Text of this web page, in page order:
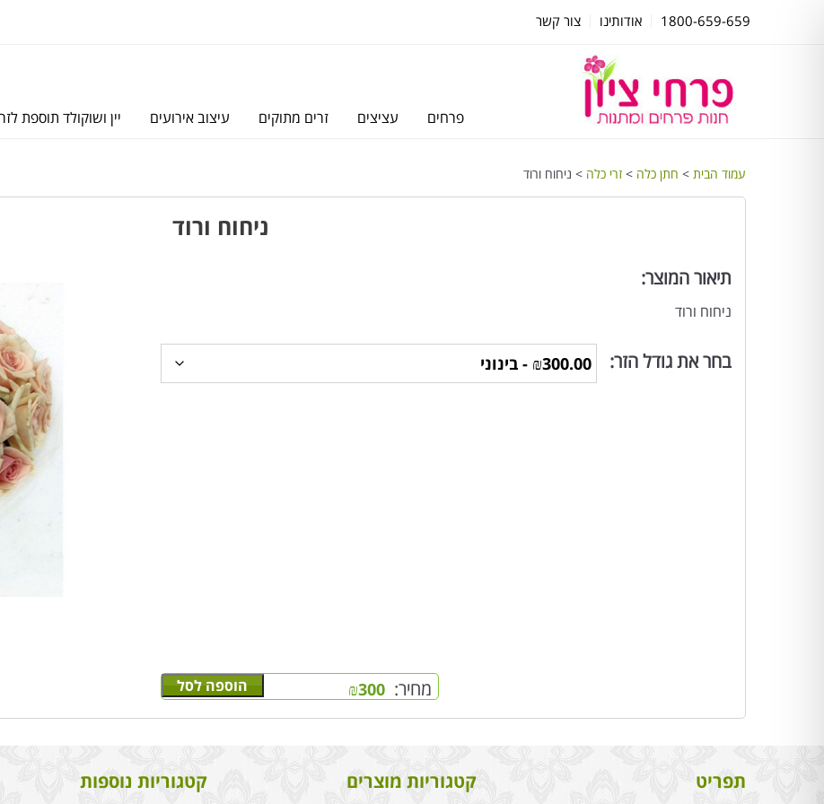
1800-659-659 אודותינו צור קשר
פרחים עציצים זרים מתוקים עיצוב אירועים יין ושוקולד תוספת
עמוד הבית > חתן כלה > זרי כלה > ניחוח ורוד
ניחוח ורוד
תיאור המוצר:
ניחוח ורוד
בחר את גודל הזר:
מחיר: ₪300 הוספה לסל
תפריט קטגוריות מוצרים קטגוריות נוספות